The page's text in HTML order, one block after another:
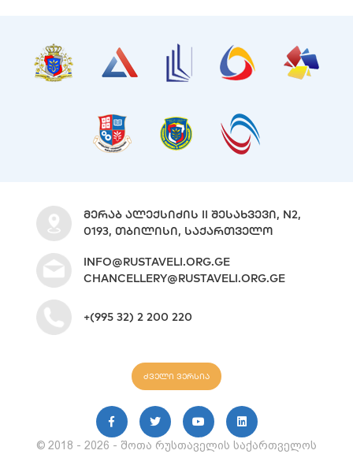
© 2018 - 2026 - შოთა რუსთაველის საქართველოს
ᲛᲔᲠᲐᲑ ᲐᲚᲔᲥᲡᲘᲫᲘᲡ II ᲨᲔᲡᲐᲮᲕᲔᲕᲘ, N2,
0193, ᲗᲑᲘᲚᲘᲡᲘ, ᲡᲐᲥᲐᲠᲗᲕᲔᲚᲝ
INFO@RUSTAVELI.ORG.GE
CHANCELLERY@RUSTAVELI.ORG.GE
+(995 32) 2 200 220
ძველი ვერსია